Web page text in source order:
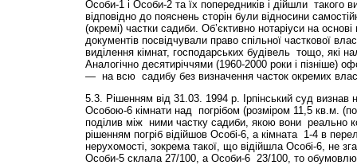
Особи-1 і Особи-2 та їх попередників і дійшли такого
відповідно до пояснень сторін були відносини
(окремі) частки садиби. Об’єктивно нотаріуси на
документів посвідчували право спільної часткової
виділення кімнат, господарських будівель тощо, які
Аналогічно десятиріччями (1960-2000 роки і пізніше)
— на всю садибу без визначення часток окремих
5.3. Рішенням від 31.03. 1994 р. Ірпінський суд визнав
Особою-6 кімнати над погрібом (розміром 11,5 кв.м.
поділив між ними частку садиби, якою вони реально
рішенням погріб відійшов Особі-6, а кімната 1-4 в
нерухомості, зокрема такої, що відійшла Особі-6, не
Особи-5 склала 27/100, а Особи-6 23/100, то